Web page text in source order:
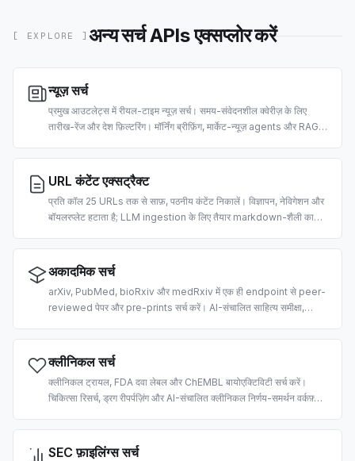
[ EXPLORE ] अन्य सर्च APIs एक्सप्लोर करें
न्यूज़ सर्च
प्रमुख आउटलेट्स में रीयल-टाइम न्यूज़ सर्च। समय-संवेदनशील क्वेरीज़ के लिए
तारीख-रेंज और देश फ़िल्टरिंग। मॉर्निंग ब्रीफ़िंग, मार्केट-न्यूज़ agents और RAG
URL कंटेंट एक्सट्रैक्ट
प्रति कॉल 25 URLs तक से साफ़, पठनीय कंटेंट निकालें। विज्ञापन, नेविगेशन और
बॉयलरप्लेट हटाता है; LLM ingestion के लिए तैयार markdown-शैली का
अकादमिक सर्च
arXiv, PubMed, bioRxiv और medRxiv में एक ही endpoint से peer-
reviewed पेपर और pre-prints सर्च करें। AI-संचालित साहित्य समीक्षा,
क्लीनिकल सर्च
क्लीनिकल ट्रायल, FDA दवा लेबल और ChEMBL बायोएक्टिविटी सर्च करें।
चिकित्सा रिसर्च, ड्रग रीपर्पज़िंग और AI-संचालित क्लीनिकल निर्णय-समर्थन वर्कफ़्लो
SEC फ़ाइलिंग्स सर्च